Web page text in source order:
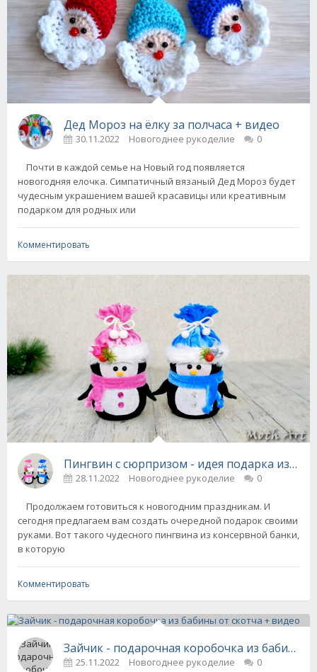
Дед Мороз на ёлку за полчаса + видео
30.11.2022 Новогоднее рукоделие 0
Почти в каждой семье на Новый год появляется
новогодняя елочка. Симпатичный вязаный Дед Мороз будет
чудесным украшением вашей красавицы или креативным
подарком для родных или
Комментировать
Пингвин
28.11.2022 Новогоднее рукоделие 0
Продолжаем готовиться к новогодним праздникам. И
сегодня предлагаем вам создать очередной подарок своими
руками. Вот такого чудесного пингвина из консервной банки,
в которую
Комментировать
Зайчик - подарочная коробочка из бабины
25.11.2022 Новогоднее рукоделие 0